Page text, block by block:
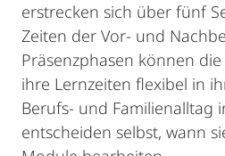
erstrecken sich über fünf
Zeiten der Vor- und
Präsenzphasen können
ihre Lernzeiten flexibel in
Berufs- und Familienalltag
entscheiden selbst, wann